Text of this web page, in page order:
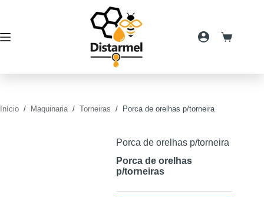
conteúdo
Carrinho
Início / Maquinaria / Torneiras / Porca de orelhas p/torneira
Porca de orelhas p/torneira
Porca de orelhas
p/torneiras